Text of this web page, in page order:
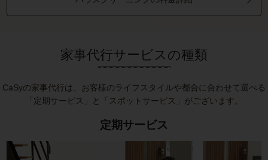
家事代行サービスの種類
CaSyの家事代行は、お客様のライフスタイルや都合に合わせて選べる
「定期サービス」と「スポットサービス」がございます。
定期サービス